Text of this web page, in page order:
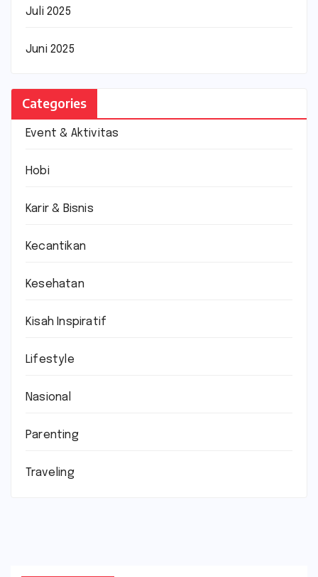
Juli 2025
Juni 2025
Categories
Event & Aktivitas
Hobi
Karir & Bisnis
Kecantikan
Kesehatan
Kisah Inspiratif
Lifestyle
Nasional
Parenting
Traveling